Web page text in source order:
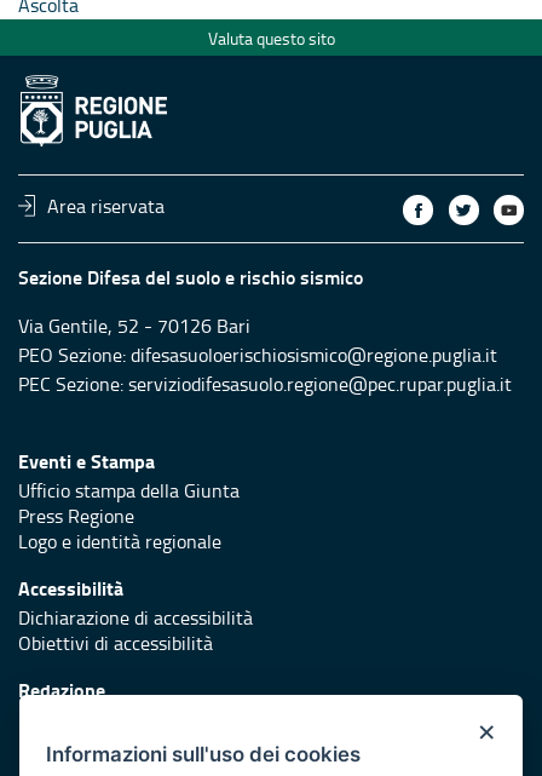
Ascolta
Valuta questo sito
Area riservata
Sezione Difesa del suolo e rischio sismico
Via Gentile, 52 - 70126 Bari
PEO Sezione: difesasuoloerischiosismico@regione.puglia.it
PEC Sezione: serviziodifesasuolo.regione@pec.rupar.puglia.it
Eventi e Stampa
Ufficio stampa della Giunta
Press Regione
Logo e identità regionale
Accessibilità
Dichiarazione di accessibilità
Obiettivi di accessibilità
Redazione
Protezione civile
×
Informazioni sull'uso dei cookies